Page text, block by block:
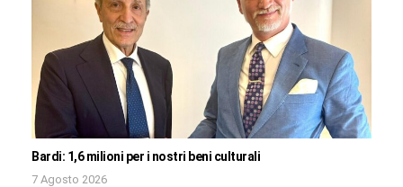
Bardi: 1,6 milioni per i nostri beni culturali
7 Agosto 2026